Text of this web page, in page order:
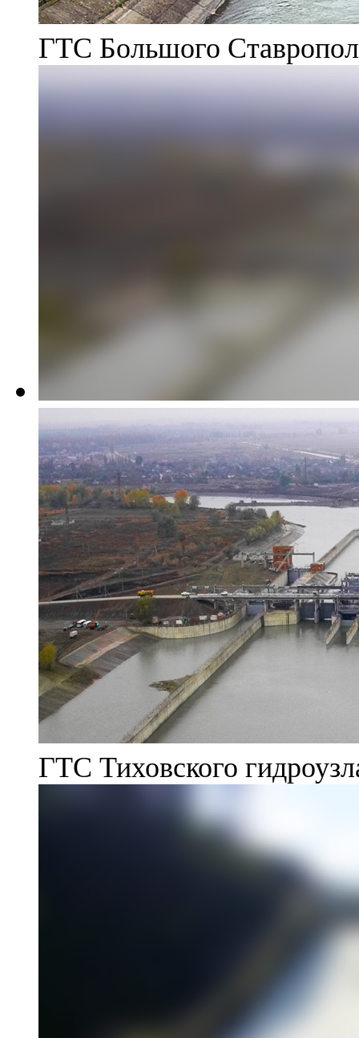
ГТС Большого
ГТС Тиховского